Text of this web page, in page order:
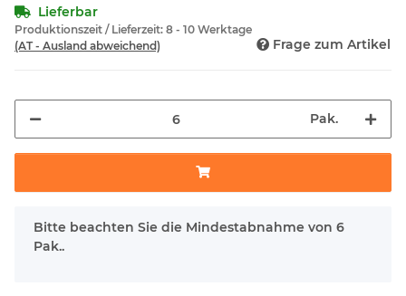
Lieferbar
Produktionszeit / Lieferzeit: 8 - 10 Werktage
(AT - Ausland abweichend)
Frage zum Artikel
Pak.
x
Bitte beachten Sie die Mindestabnahme von 6
Pak..